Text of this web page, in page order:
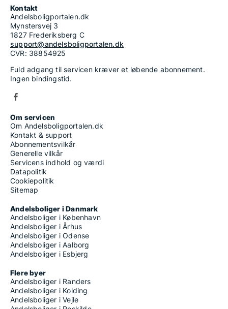
Kontakt
Andelsboligportalen.dk
Mynstersvej 3
1827 Frederiksberg C
support@andelsboligportalen.dk
CVR: 38854925
Fuld adgang til servicen kræver et løbende abonnement.
Ingen bindingstid.
Om servicen
Om Andelsboligportalen.dk
Kontakt & support
Abonnementsvilkår
Generelle vilkår
Servicens indhold og værdi
Datapolitik
Cookiepolitik
Sitemap
Andelsboliger i Danmark
Andelsboliger i København
Andelsboliger i Århus
Andelsboliger i Odense
Andelsboliger i Aalborg
Andelsboliger i Esbjerg
Flere byer
Andelsboliger i Randers
Andelsboliger i Kolding
Andelsboliger i Vejle